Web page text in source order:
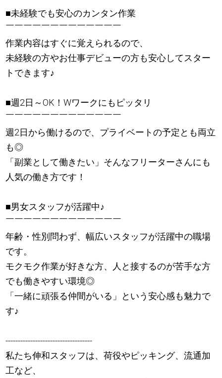
■未経験でも安心のカンタン作業
￣￣￣￣￣￣￣￣￣￣￣￣￣
作業内容はすぐに覚えられるので、
未経験の方やお仕事デビューの方も安心してスター
トできます♪
■週2日～OK！Wワークにもピッタリ
￣￣￣￣￣￣￣￣￣￣￣￣￣
週2日から働けるので、プライベートの予定とも両立
も◎
「副業として働きたい」そんなフリーターさんにも
人気の働き方です！
■男女スタッフが活躍中♪
￣￣￣￣￣￣￣￣￣￣￣￣￣
年齢・性別問わず、幅広いスタッフが活躍中の職場
です。
モクモク作業が好きな方、人と接するのが苦手な方
でも働きやすい環境◎
「一緒に頑張る仲間がいる」という安心感も魅力で
す♪
-----------------------------------
私たち伸和スタッフは、荷役やピッキング、流通加
工など、